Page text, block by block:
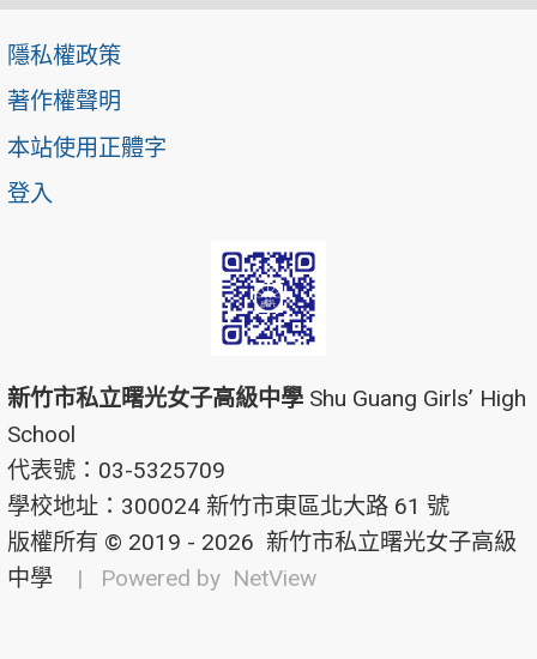
隱私權政策
著作權聲明
本站使用正體字
登入
新竹市私立曙光女子高級中學 Shu Guang Girls’ High
School
代表號：03-5325709
學校地址：300024 新竹市東區北大路 61 號
版權所有 © 2019 - 2026 新竹市私立曙光女子高級
中學
| Powered by NetView